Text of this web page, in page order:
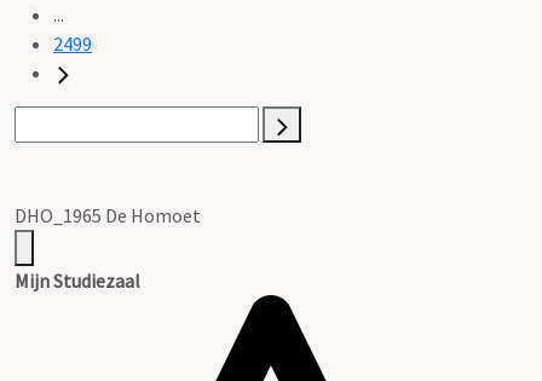
...
2499
DHO_1965 De Homoet
Mijn Studiezaal